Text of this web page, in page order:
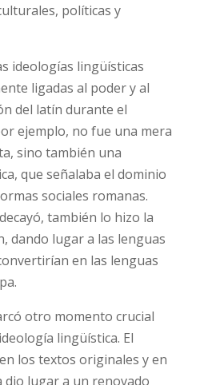
políticas y
ideologías lingüísticas
ligadas al poder y al
del latín durante el
ejemplo, no fue una mera
sino también una
que señalaba el dominio
sociales romanas.
también lo hizo la
dando lugar a las lenguas
en las lenguas
otro momento crucial
lingüística. El
los textos originales y en
dio lugar a un renovado